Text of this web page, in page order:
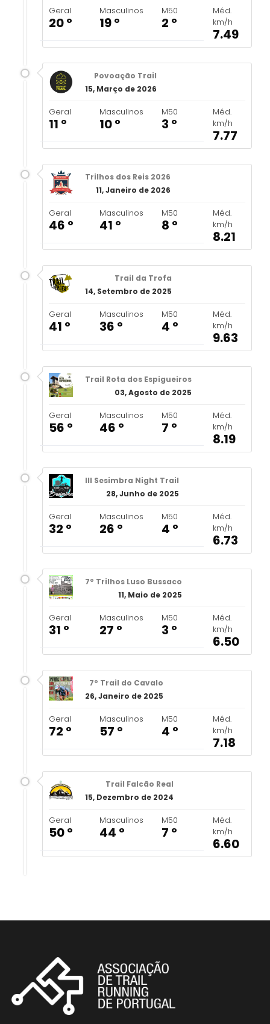
Geral
20 º
Masculinos
19 º
M50
2 º
Méd.
km/h
7.49
Povoação Trail
15, Março de 2026
Geral
11 º
Masculinos
10 º
M50
3 º
Méd.
km/h
7.77
Trilhos dos Reis 2026
11, Janeiro de 2026
Geral
46 º
Masculinos
41 º
M50
8 º
Méd.
km/h
8.21
Trail da Trofa
14, Setembro de 2025
Geral
41 º
Masculinos
36 º
M50
4 º
Méd.
km/h
9.63
Trail Rota dos Espigueiros
03, Agosto de 2025
Geral
56 º
Masculinos
46 º
M50
7 º
Méd.
km/h
8.19
III Sesimbra Night Trail
28, Junho de 2025
Geral
32 º
Masculinos
26 º
M50
4 º
Méd.
km/h
6.73
7º Trilhos Luso Bussaco
11, Maio de 2025
Geral
31 º
Masculinos
27 º
M50
3 º
Méd.
km/h
6.50
7º Trail do Cavalo
26, Janeiro de 2025
Geral
72 º
Masculinos
57 º
M50
4 º
Méd.
km/h
7.18
Trail Falcão Real
15, Dezembro de 2024
Geral
50 º
Masculinos
44 º
M50
7 º
Méd.
km/h
6.60